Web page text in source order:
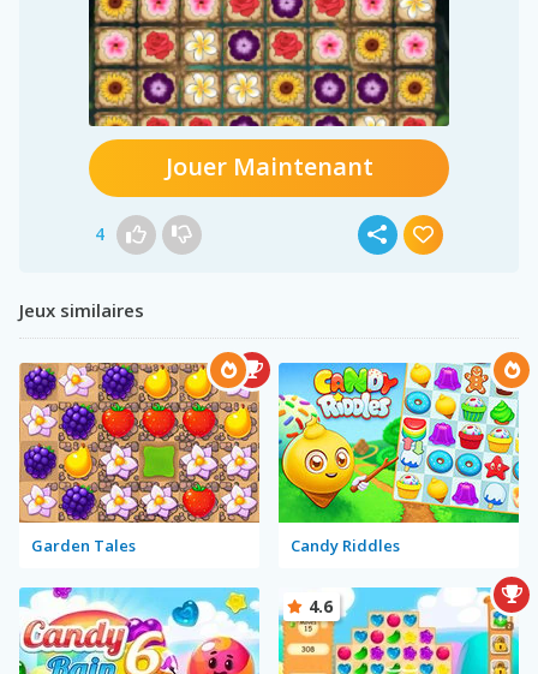
Jouer Maintenant
4
Jeux similaires
Garden Tales Candy Riddles
4.6